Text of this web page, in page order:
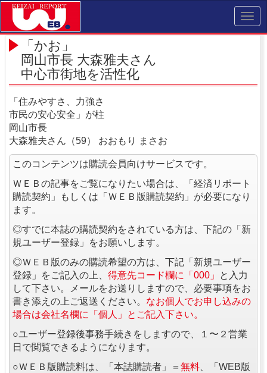
「かお」
岡山市長 大森雅夫さん
中心市街地を活性化
「住みやすさ、力強さ
市民の安心安全」が柱
岡山市長
大森雅夫さん（59） おおもり まさお
このコンテンツは購読会員向けサービスです。
ＷＥＢの記事をご覧になりたい場合は、「経済リポート
購読契約」もしくは「ＷＥＢ版購読契約」が必要になり
ます。
◎すでに本誌の購読契約をされている方は、下記の「新
規ユーザー登録」をお願いします。
◎ＷＥＢ版のみの購読希望の方は、下記「新規ユーザー
登録」をご記入の上、 得意先コード欄に「000」
と入力
して下さい。メールをお送りしますので、必要事項をお
書き添えの上ご返送ください。 なお個人でお申し込みの
場合は会社名欄に「個人」とご記入下さい。
○ユーザー登録後事務手続きをしますので、１〜２営業
日で閲覧できるようになります。
○ＷＥＢ版購読料は、「本誌購読者」＝ 無料 、「WEB版